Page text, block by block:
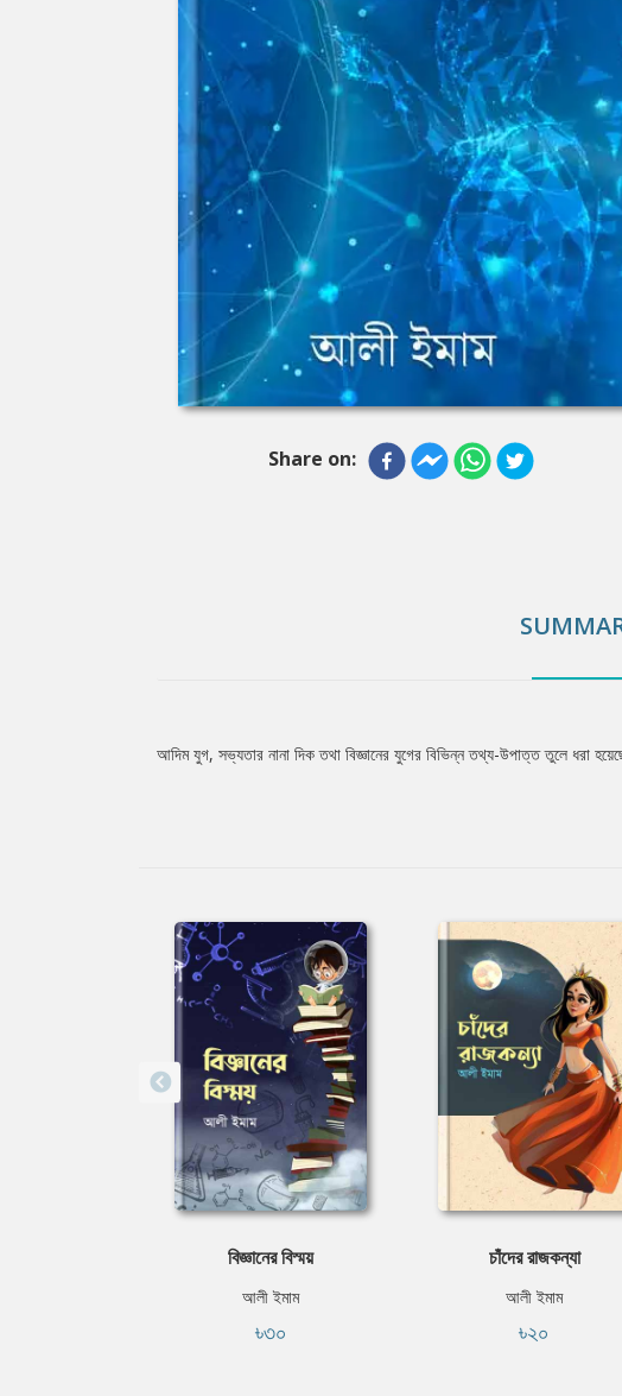
Share on:
Tab
আদিম যুগ, সভ্যতার নানা দিক তথা বিজ্ঞানের যুগের বিভিন্ন তথ্য-উপাত্ত তুলে ধরা
বিজ্ঞানের বিস্ময়
আলী ইমাম
৳৩০
চাঁদের রাজকন্যা
আলী ইমাম
৳২০